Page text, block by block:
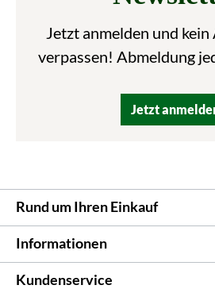
Jetzt anmelden und
verpassen! Abmeldung
Jetzt
Rund um Ihren Einkauf
Informationen
Kundenservice